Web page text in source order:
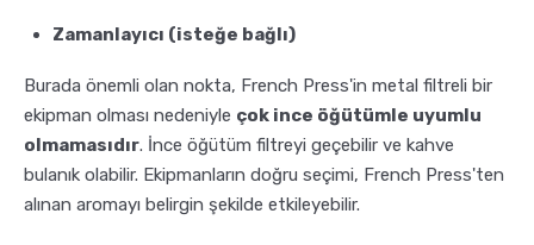
Zamanlayıcı (isteğe bağlı)
Burada önemli olan nokta, French Press'in metal filtreli bir
ekipman olması nedeniyle çok ince öğütümle uyumlu
olmamasıdır. İnce öğütüm filtreyi geçebilir ve kahve
bulanık olabilir. Ekipmanların doğru seçimi, French Press'ten
alınan aromayı belirgin şekilde etkileyebilir.